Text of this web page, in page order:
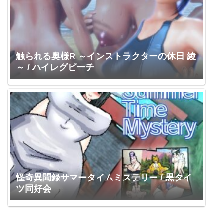
触られる奥様R ～インストラクターの休日 綾
～ / ハイレグピーチ
怪奇異聞録サマータイムミステリー / 黒タイ
ツ同好会